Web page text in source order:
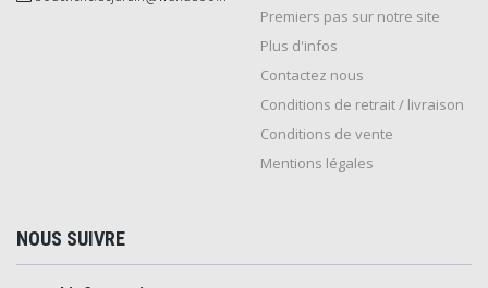
Premiers pas sur notre site
Plus d'infos
Contactez nous
Conditions de retrait / livraison
Conditions de vente
Mentions légales
NOUS SUIVRE